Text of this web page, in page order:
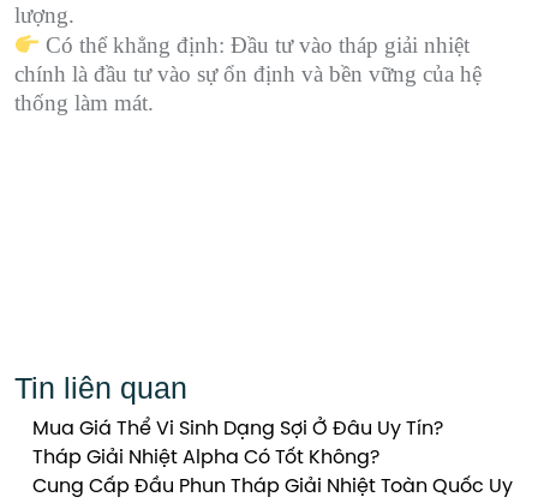
lượng.
Có thể khẳng định: Đầu tư vào tháp giải nhiệt
chính là đầu tư vào sự ổn định và bền vững của hệ
thống làm mát.
Tin liên quan
Mua Giá Thể Vi Sinh Dạng Sợi Ở Đâu Uy Tín?
Tháp Giải Nhiệt Alpha Có Tốt Không?
Cung Cấp Đầu Phun Tháp Giải Nhiệt Toàn Quốc Uy